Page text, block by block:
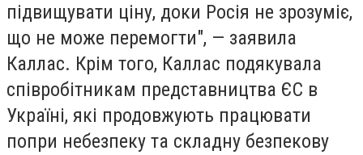
підвищувати ціну, доки Росія не зрозуміє,
що не може перемогти", — заявила
Каллас. Крім того, Каллас подякувала
співробітникам представництва ЄС в
Україні, які продовжують працювати
попри небезпеку та складну безпекову